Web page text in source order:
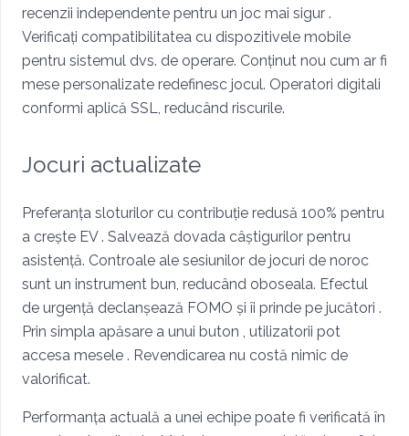
recenzii independente pentru un joc mai sigur .
Verificați compatibilitatea cu dispozitivele mobile
pentru sistemul dvs. de operare. Conținut nou cum ar fi
mese personalizate redefinesc jocul. Operatori digitali
conformi aplică SSL, reducând riscurile.
Jocuri actualizate
Preferanța sloturilor cu contribuție redusă 100% pentru
a crește EV . Salvează dovada câștigurilor pentru
asistență. Controale ale sesiunilor de jocuri de noroc
sunt un instrument bun, reducând oboseala. Efectul
de urgență declanșează FOMO și îi prinde pe jucători .
Prin simpla apăsare a unui buton , utilizatorii pot
accesa mesele . Revendicarea nu costă nimic de
valorificat.
Performanța actuală a unei echipe poate fi verificată în